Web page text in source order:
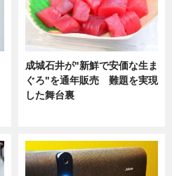
成城石井が"新鮮で安価な生ま
ぐろ"を通年販売 難題を実現
した舞台裏